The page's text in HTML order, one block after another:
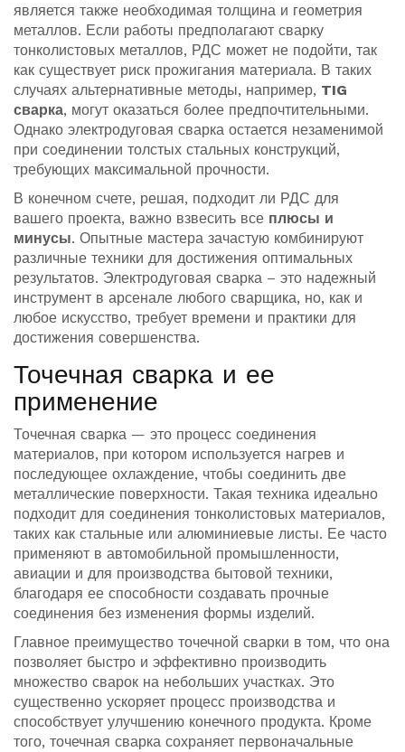
является также необходимая толщина и геометрия
металлов. Если работы предполагают сварку
тонколистовых металлов, РДС может не подойти, так
как существует риск прожигания материала. В таких
случаях альтернативные методы, например, TIG
сварка, могут оказаться более предпочтительными.
Однако электродуговая сварка остается незаменимой
при соединении толстых стальных конструкций,
требующих максимальной прочности.
В конечном счете, решая, подходит ли РДС для
вашего проекта, важно взвесить все плюсы и
минусы. Опытные мастера зачастую комбинируют
различные техники для достижения оптимальных
результатов. Электродуговая сварка – это надежный
инструмент в арсенале любого сварщика, но, как и
любое искусство, требует времени и практики для
достижения совершенства.
Точечная сварка и ее
применение
Точечная сварка — это процесс соединения
материалов, при котором используется нагрев и
последующее охлаждение, чтобы соединить две
металлические поверхности. Такая техника идеально
подходит для соединения тонколистовых материалов,
таких как стальные или алюминиевые листы. Ее часто
применяют в автомобильной промышленности,
авиации и для производства бытовой техники,
благодаря ее способности создавать прочные
соединения без изменения формы изделий.
Главное преимущество точечной сварки в том, что она
позволяет быстро и эффективно производить
множество сварок на небольших участках. Это
существенно ускоряет процесс производства и
способствует улучшению конечного продукта. Кроме
того, точечная сварка сохраняет первоначальные